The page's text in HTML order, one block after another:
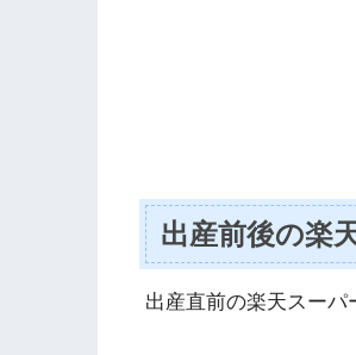
出産前後の楽
出産直前の楽天スーパ